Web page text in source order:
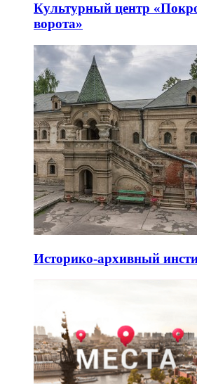
Культурный центр
ворота»
Историко-архивный